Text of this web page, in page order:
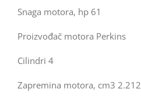
Snaga motora, hp 61
Proizvođač motora Perkins
Cilindri 4
Zapremina motora, cm3 2.212